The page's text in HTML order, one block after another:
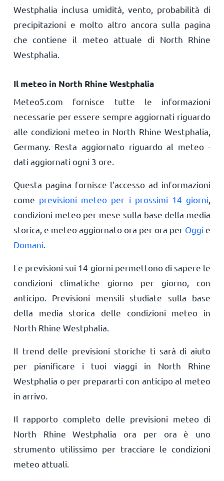
Westphalia inclusa umidità, vento, probabilità di
precipitazioni e molto altro ancora sulla pagina
che contiene il meteo attuale di North Rhine
Westphalia.
Il meteo in North Rhine Westphalia
Meteo5.com fornisce tutte le informazioni
necessarie per essere sempre aggiornati riguardo
alle condizioni meteo in North Rhine Westphalia,
Germany. Resta aggiornato riguardo al meteo -
dati aggiornati ogni 3 ore.
Questa pagina fornisce l'accesso ad informazioni
come previsioni meteo per i prossimi 14 giorni
condizioni meteo per mese sulla base della media
storica, e meteo aggiornato ora per ora per Oggi e
Domani
Le previsioni sui 14 giorni permettono di sapere le
condizioni climatiche giorno per giorno, con
anticipo. Previsioni mensili studiate sulla base
della media storica delle condizioni meteo in
North Rhine Westphalia.
Il trend delle previsioni storiche ti sarà di aiuto
per pianificare i tuoi viaggi in North Rhine
Westphalia o per prepararti con anticipo al meteo
in arrivo.
Il rapporto completo delle previsioni meteo di
North Rhine Westphalia ora per ora è uno
strumento utilissimo per tracciare le condizioni
meteo attuali.